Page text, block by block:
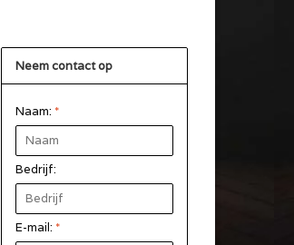
Neem contact op
Naam: *
Bedrijf:
E-mail: *